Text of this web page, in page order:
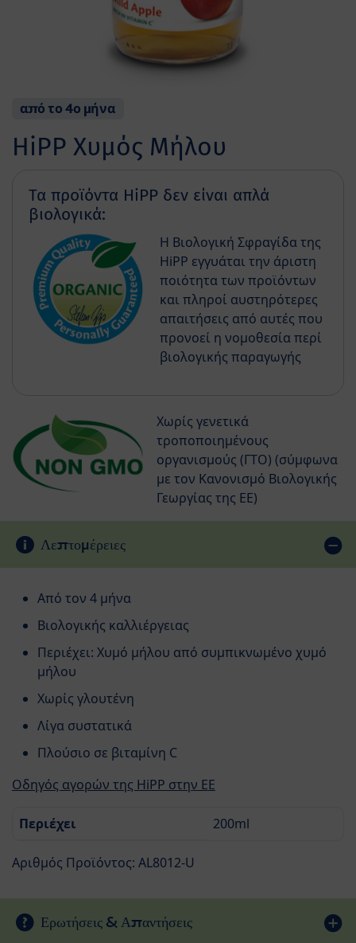
από το 4ο μήνα
HiPP Χυμός Μήλου
Τα προϊόντα HiPP δεν είναι απλά
βιολογικά:
Η Βιολογική Σφραγίδα της
HiPP εγγυάται την άριστη
ποιότητα των προϊόντων
και πληροί αυστηρότερες
απαιτήσεις από αυτές που
προνοεί η νομοθεσία περί
βιολογικής παραγωγής
Χωρίς γενετικά
τροποποιημένους
οργανισμούς (ΓΤΟ) (σύμφωνα
με τον Κανονισμό Βιολογικής
Γεωργίας της ΕΕ)
Λεπτομέρειες
Από τον 4 μήνα
Βιολογικής καλλιέργειας
Περιέχει: Xυμό μήλου από συμπικνωμένο χυμό
μήλου
Xωρίς γλουτένη
Λίγα συστατικά
Πλούσιο σε βιταμίνη C
Οδηγός αγορών της HiPP στην ΕΕ
Περιέχει 200ml
Αριθμός Προϊόντος: AL8012-U
Ερωτήσεις & Απαντήσεις